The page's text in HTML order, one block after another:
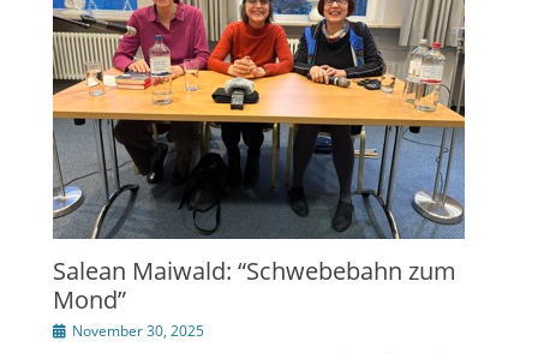
Salean Maiwald: “Schwebebahn zum
Mond”
Veröffentlicht
November 30, 2025